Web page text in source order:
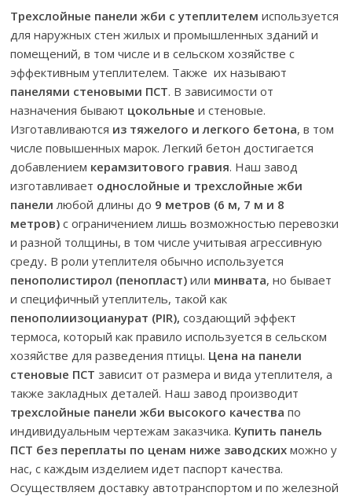
Трехслойные панели жби с утеплителем используется
для наружных стен жилых и промышленных зданий и
помещений, в том числе и в сельском хозяйстве с
эффективным утеплителем. Также их называют
панелями стеновыми ПСТ. В зависимости от
назначения бывают цокольные и стеновые.
Изготавливаются из тяжелого и легкого бетона, в том
числе повышенных марок. Легкий бетон достигается
добавлением керамзитового гравия. Наш завод
изготавливает однослойные и трехслойные жби
панелилюбой длины до 9 метров (6 м, 7 м и 8
метров) с ограничением лишь возможностью перевозки
и разной толщины, в том числе учитывая агрессивную
среду. В роли утеплителя обычно используется
пенополистирол (пенопласт) или минвата, но бывает
и специфичный утеплитель, такой как
пенополиизоцианурат (PIR), создающий эффект
термоса, который как правило используется в сельском
хозяйстве для разведения птицы. Цена на панели
стеновые ПСТзависит от размера и вида утеплителя, а
также закладных деталей. Наш завод производит
трехслойные панели жби высокого качества по
индивидуальным чертежам заказчика. Купить панель
ПСТ без переплаты по ценам ниже заводских можно у
нас, с каждым изделием идет паспорт качества.
Осуществляем доставку автотранспортом и по железной